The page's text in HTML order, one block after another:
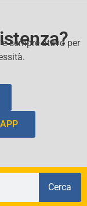
sempre attivo per
Cerca